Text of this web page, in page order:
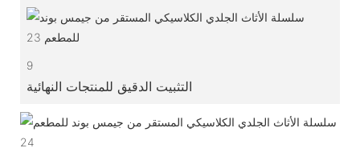
9
التثبيت الدقيق للمنتجات النهائية